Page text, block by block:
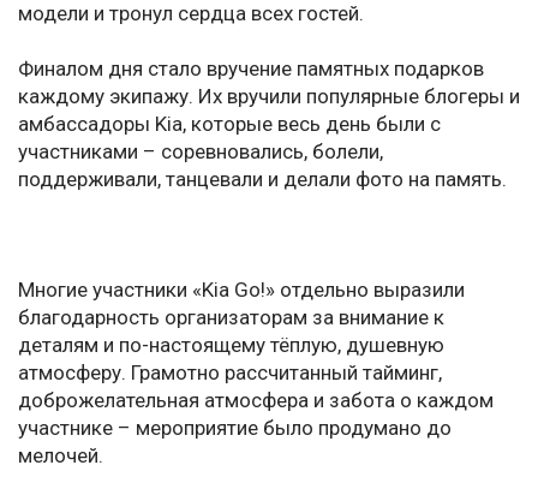
модели и тронул сердца всех гостей.
Финалом дня стало вручение памятных подарков
каждому экипажу. Их вручили популярные блогеры и
амбассадоры Kia, которые весь день были с
участниками – соревновались, болели,
поддерживали, танцевали и делали фото на память.
Многие участники «Kia Go!» отдельно выразили
благодарность организаторам за внимание к
деталям и по-настоящему тёплую, душевную
атмосферу. Грамотно рассчитанный тайминг,
доброжелательная атмосфера и забота о каждом
участнике – мероприятие было продумано до
мелочей.